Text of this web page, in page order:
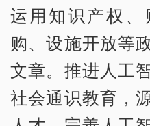
运用知识产权
购、设施开放等
文章。推进人工
社会通识教育，